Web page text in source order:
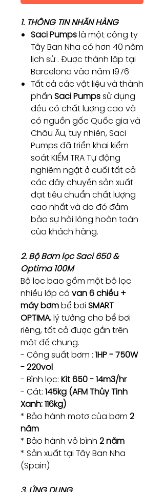
1. THÔNG TIN NHÃN HÀNG
Saci Pumpslà một công ty
Tây Ban Nha có hơn 40 năm
lịch sử . Được thành lập tại
Barcelona vào năm 1976
Tất cả các vật liệu và thành
phần Saci Pumpssử dụng
đều có chất lượng cao và
có nguồn gốc Quốc gia và
Châu Âu, tuy nhiên, Saci
Pumps đã triển khai kiểm
soát KIỂM TRA Tự động
nghiêm ngặt ở cuối tất cả
các dây chuyền sản xuất
đạt tiêu chuẩn chất lượng
cao nhất và do đó đảm
bảo sự hài lòng hoàn toàn
của khách hàng.
2. Bộ Bơm lọc Saci 650 &
Optima 100M
Bộ lọc bao gồm một bộ lọc
nhiều lớp có van 6 chiều +
máy bơmbể bơi SMART
OPTIMA, lý tưởng cho bể bơi
riêng, tất cả được gắn trên
một đế chung.
- Công suất bơm : 1HP - 750W
- 220vol
- Bình lọc: Kit 650 - 14m3/hr
- Cát: 145kg (AFM Thủy Tinh
Xanh: 116kg)
* Bảo hành motơ của bơm 2
năm
* Bảo hành vỏ bình 2 năm
* Sản xuất tại Tây Ban Nha
(Spain)